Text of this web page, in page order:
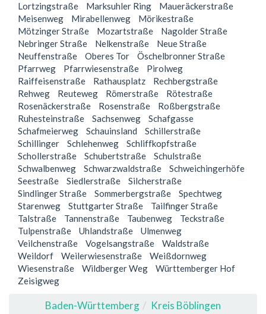
Lortzingstraße
Marksuhler Ring
Maueräckerstraße
Meisenweg
Mirabellenweg
Mörikestraße
Mötzinger Straße
Mozartstraße
Nagolder Straße
Nebringer Straße
Nelkenstraße
Neue Straße
Neuffenstraße
Oberes Tor
Öschelbronner Straße
Pfarrweg
Pfarrwiesenstraße
Pirolweg
Raiffeisenstraße
Rathausplatz
Rechbergstraße
Rehweg
Reuteweg Römerstraße
Rötestraße
Rosenäckerstraße
Rosenstraße
Roßbergstraße
Ruhesteinstraße
Sachsenweg
Schafgasse
Schafmeierweg
Schauinsland
Schillerstraße
Schillinger
Schlehenweg
Schliffkopfstraße
Schollerstraße
Schubertstraße
Schulstraße
Schwalbenweg
Schwarzwaldstraße
Schweichingerhöfe
Seestraße
Siedlerstraße
Silcherstraße
Sindlinger Straße
Sommerbergstraße
Spechtweg
Starenweg
Stuttgarter Straße
Tailfinger Straße
Talstraße
Tannenstraße Taubenweg
Teckstraße
Tulpenstraße
Uhlandstraße
Ulmenweg
Veilchenstraße
Vogelsangstraße
Waldstraße
Weildorf
Weilerwiesenstraße
Weißdornweg
Wiesenstraße
Wildberger Weg
Württemberger Hof
Zeisigweg
Baden-Württemberg
Kreis Böblingen